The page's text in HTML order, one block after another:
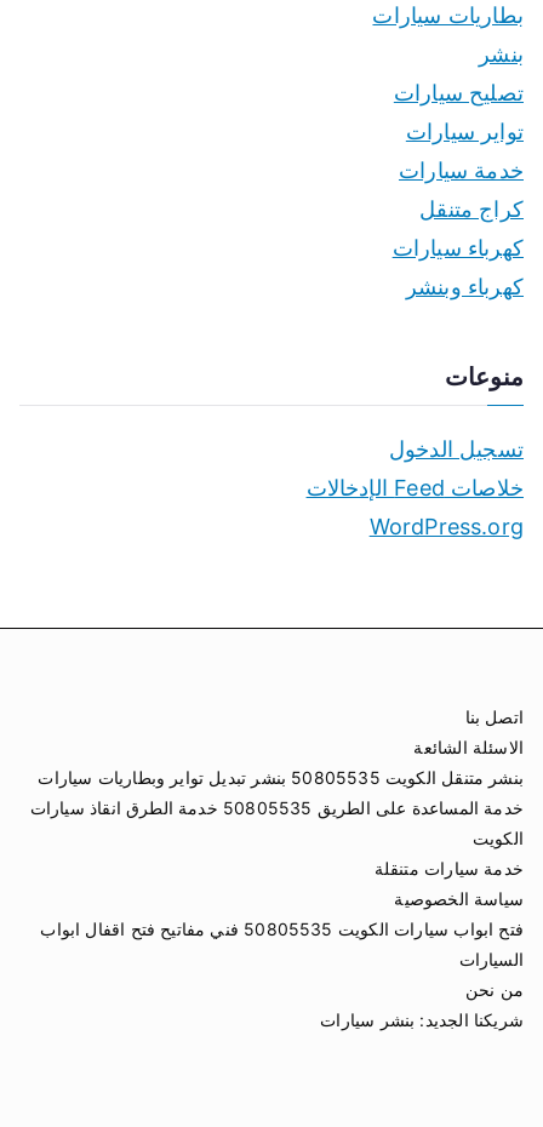
بطاريات سيارات
بنشر
تصليح سيارات
تواير سيارات
خدمة سيارات
كراج متنقل
كهرباء سيارات
كهرباء وبنشر
منوعات
تسجيل الدخول
خلاصات Feed الإدخالات
WordPress.org
اتصل بنا
الاسئلة الشائعة
بنشر متنقل الكويت 50805535 بنشر تبديل تواير وبطاريات سيارات
خدمة المساعدة على الطريق 50805535 خدمة الطرق انقاذ سيارات
الكويت
خدمة سيارات متنقلة
سياسة الخصوصية
فتح ابواب سيارات الكويت 50805535 فني مفاتيح فتح اقفال ابواب
السيارات
من نحن
شريكنا الجديد: بنشر سيارات